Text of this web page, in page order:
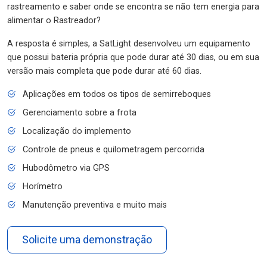
rastreamento e saber onde se encontra se não tem energia para
alimentar o Rastreador?
A resposta é simples, a SatLight desenvolveu um equipamento
que possui bateria própria que pode durar até 30 dias, ou em sua
versão mais completa que pode durar até 60 dias.
Aplicações em todos os tipos de semirreboques
Gerenciamento sobre a frota
Localização do implemento
Controle de pneus e quilometragem percorrida
Hubodômetro via GPS
Horímetro
Manutenção preventiva e muito mais
Solicite uma demonstração